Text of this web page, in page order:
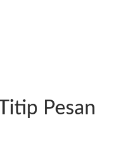
Pesan